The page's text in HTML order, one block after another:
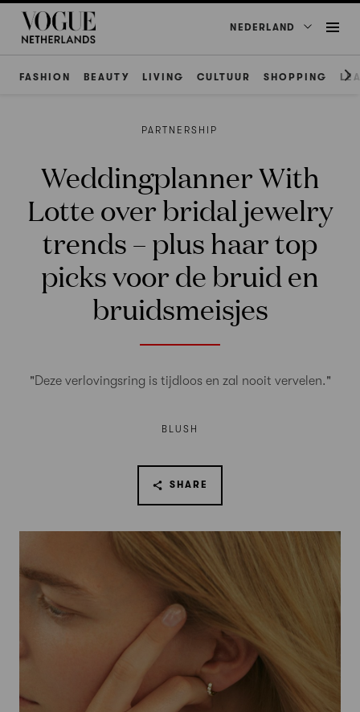
NEDERLAND
FASHION BEAUTY LIVING CULTUUR SHOPPING
PARTNERSHIP
Weddingplanner With
Lotte over bridal jewelry
trends – plus haar top
picks voor de bruid en
bruidsmeisjes
"Deze verlovingsring is tijdloos en zal nooit vervelen."
BLUSH
SHARE